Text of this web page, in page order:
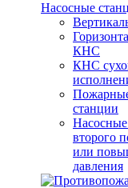
Насосные
КНС
КНС
станции
второго
или
давления